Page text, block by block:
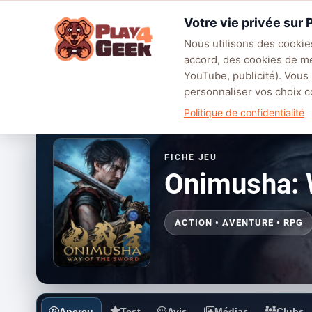
LEAGUE OF LEGENDS
FICHE JEU
Onimusha:
ACTION • AVENTURE • RPG
Votre vie privée sur
Nous utilisons des
accord, des cookies de
YouTube, publicité).
personnaliser vos choix
Politique de confidentialité